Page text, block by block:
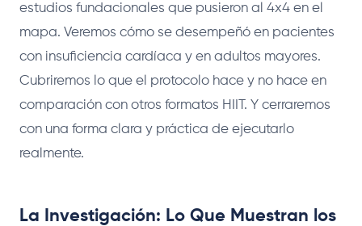
estudios fundacionales que pusieron al 4x4 en el
mapa. Veremos cómo se desempeñó en pacientes
con insuficiencia cardíaca y en adultos mayores.
Cubriremos lo que el protocolo hace y no hace en
comparación con otros formatos HIIT. Y cerraremos
con una forma clara y práctica de ejecutarlo
realmente.
La Investigación: Lo Que Muestran los